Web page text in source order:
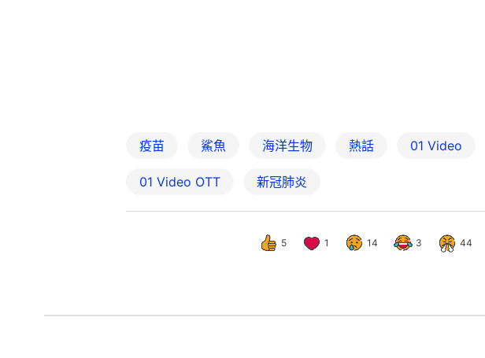
疫苗 鯊魚 海洋生物 熱話 01 Video
01‌ ‌Video‌ ‌OTT 新冠肺炎
5 1 14 3 44